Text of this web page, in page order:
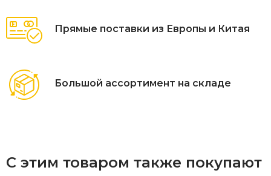
Прямые поставки из Европы и Китая
Большой ассортимент на складе
С этим товаром также покупают